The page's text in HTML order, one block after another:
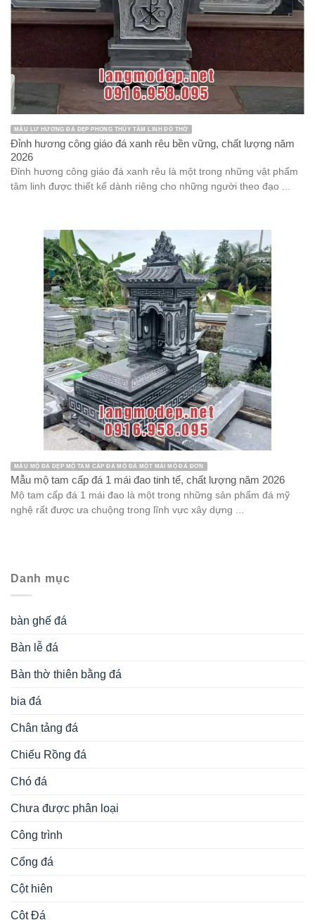
MẪU LƯ HƯƠNG ĐÁ ĐẸP PHONG THỦY TÂM LINH ĐỒ THỜ
Đỉnh hương công giáo đá xanh rêu bền vững, chất lượng năm
2026
Đỉnh hương công giáo đá xanh rêu là một trong những vật phẩm
tâm linh được thiết kế dành riêng cho những người theo đạo ...
MẪU MỘ ĐÁ ĐẸP MỘ TAM CẤP ĐÁ MỘ ĐÁ MỘT MÁI MỘ ĐÁ ĐƠN
Mẫu mộ tam cấp đá 1 mái đao tinh tế, chất lượng năm 2026
Mộ tam cấp đá 1 mái đao là một trong những sản phẩm đá mỹ
nghệ rất được ưa chuộng trong lĩnh vực xây dựng ...
Danh mục
bàn ghế đá
Bàn lễ đá
Bàn thờ thiên bằng đá
bia đá
Chân tảng đá
Chiếu Rồng đá
Chó đá
Chưa được phân loại
Công trình
Cổng đá
Cột hiên
Cột Đá